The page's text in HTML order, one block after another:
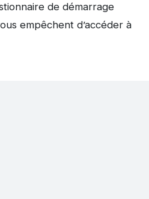
de démarrage
empêchent d’accéder à